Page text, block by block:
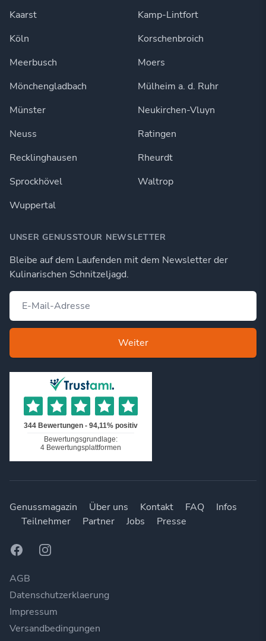
Kaarst
Kamp-Lintfort
Köln
Korschenbroich
Meerbusch
Moers
Mönchengladbach
Mülheim a. d. Ruhr
Münster
Neukirchen-Vluyn
Neuss
Ratingen
Recklinghausen
Rheurdt
Sprockhövel
Waltrop
Wuppertal
UNSER GENUSSTOUR NEWSLETTER
Bleibe auf dem Laufenden mit dem Newsletter der
Kulinarischen Schnitzeljagd.
Weiter
Genussmagazin Über uns Kontakt FAQ
Infos
Teilnehmer
Partner Jobs Presse
FacebookInstagram
AGB
Datenschutzerklaerung
Impressum
Versandbedingungen